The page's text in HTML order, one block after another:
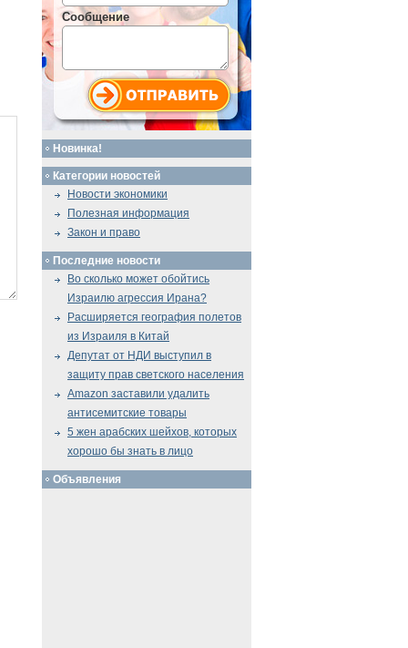
Сообщение
Новинка!
Категории новостей
Новости экономики
Полезная информация
Закон и право
Последние новости
Во сколько может обойтись
Израилю агрессия Ирана?
Расширяется география полетов
из Израиля в Китай
Депутат от НДИ выступил в
защиту прав светского населения
Amazon заставили удалить
антисемитские товары
5 жен арабских шейхов, которых
хорошо бы знать в лицо
Объявления